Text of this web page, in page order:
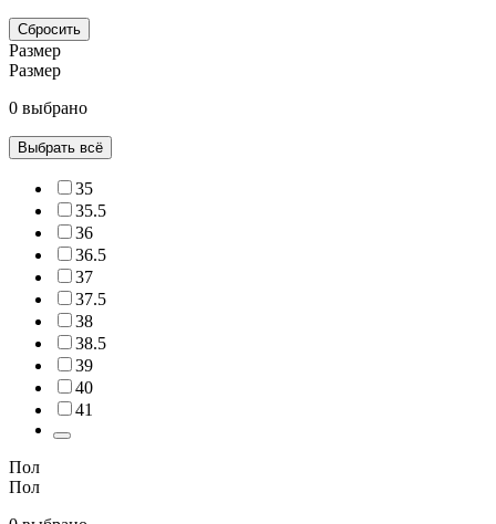
Сбросить
Размер
Размер
0 выбрано
Выбрать всё
35
35.5
36
36.5
37
37.5
38
38.5
39
40
41
Пол
Пол